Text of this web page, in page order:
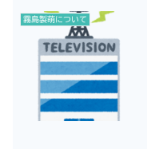
霧島製萌について